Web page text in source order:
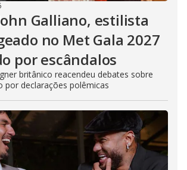
Galliano, estilista
no Met Gala 2027
por escândalos
britânico reacendeu debates sobre
por declarações polêmicas